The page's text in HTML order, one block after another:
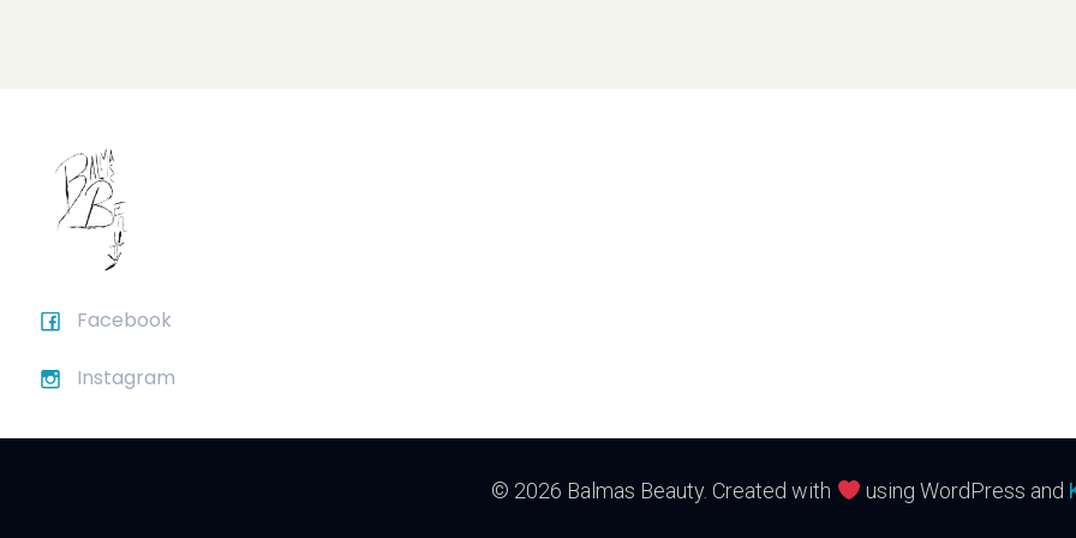
Facebook
Instagram
© 2026 Balmas Beauty. Created with using WordPress and